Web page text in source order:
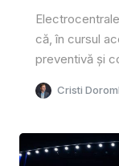
că, în cursul
preventivă și
Cristi